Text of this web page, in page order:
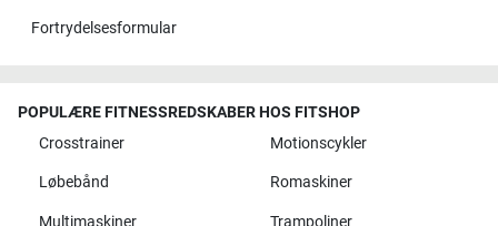
Fortrydelsesformular
POPULÆRE FITNESSREDSKABER HOS FITSHOP
Crosstrainer
Motionscykler
Løbebånd Romaskiner
Multimaskiner Trampoliner